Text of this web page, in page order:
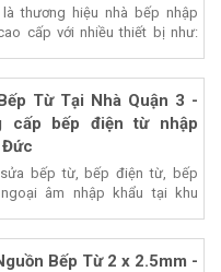
thương hiệu nhà bếp nhập
cấp với nhiều thiết bị như:
Từ Tại Nhà Quận 3 -
cấp bếp điện từ nhập
Đức
bếp từ, bếp điện từ, bếp
âm nhập khẩu tại khu
Bếp Từ 2 x 2.5mm -